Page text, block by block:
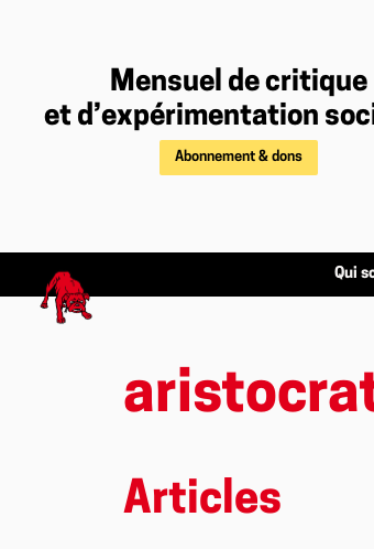
Mensuel de critique
et d’expérimentation
Abonnement & dons
Qui
Articles